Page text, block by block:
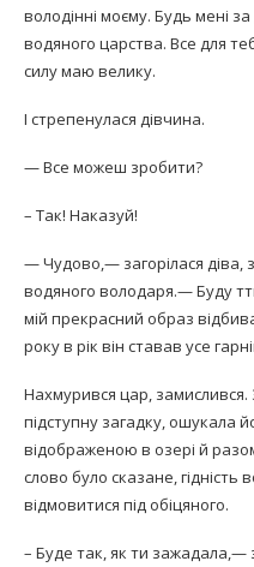
володінні моєму. Будь мені
водяного царства. Все для
силу маю велику.
І стрепенулася дівчина.
— Все можеш зробити?
– Так! Наказуй!
— Чудово,— загорілася
во­дяного володаря.— Буду
мій прекрасний образ
року в рік він ставав усе
Нахмурився цар,
підступну загадку, ошукала
відобра­женою в озері й
слово було сказане,
відмовитися під обіцяного.
– Буде так, як ти зажадала,—